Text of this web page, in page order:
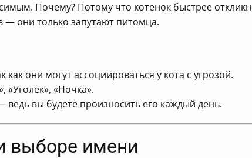
Почему? Потому что котенок быстрее
— они только запутают питомца.
они могут ассоциироваться у кота с угрозой.
«Ночка».
вы будете произносить его каждый день.
выборе имени